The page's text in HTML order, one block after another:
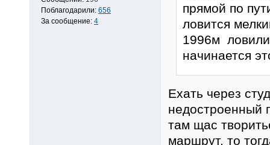
Поблагодарили: 656
За сообщение: 4
прямой по
ловится
1996м ловили
начинается
Ехать через
недостроенный
там щас
маршрут, то